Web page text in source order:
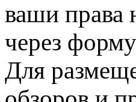
ваши права
через
Для